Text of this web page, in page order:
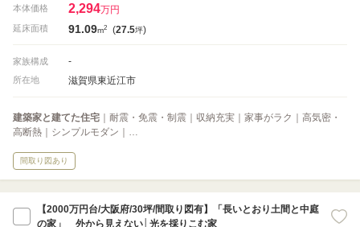
本体価格 2,294万円
延床面積 91.09m2 (27.5坪)
家族構成 -
所在地 滋賀県東近江市
建築家と建てた住宅 ｜耐震・免震・制震｜収納充実｜家事がラク｜高気密・
高断熱｜シンプルモダン｜…
間取り図あり
【2000万円台/大阪府/30坪/間取り図有】「長いとおり土間と中庭
の家」 外から見えない│光を採りこむ家